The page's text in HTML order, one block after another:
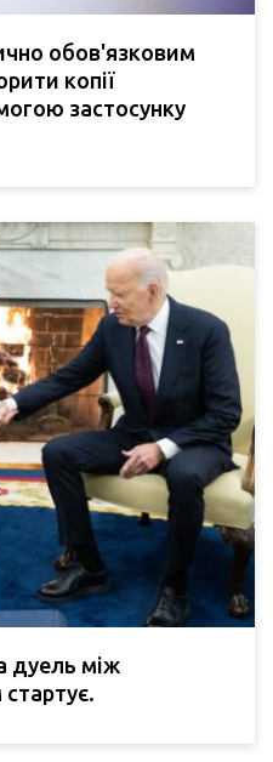
обов'язковим
копії
застосунку
дуель між